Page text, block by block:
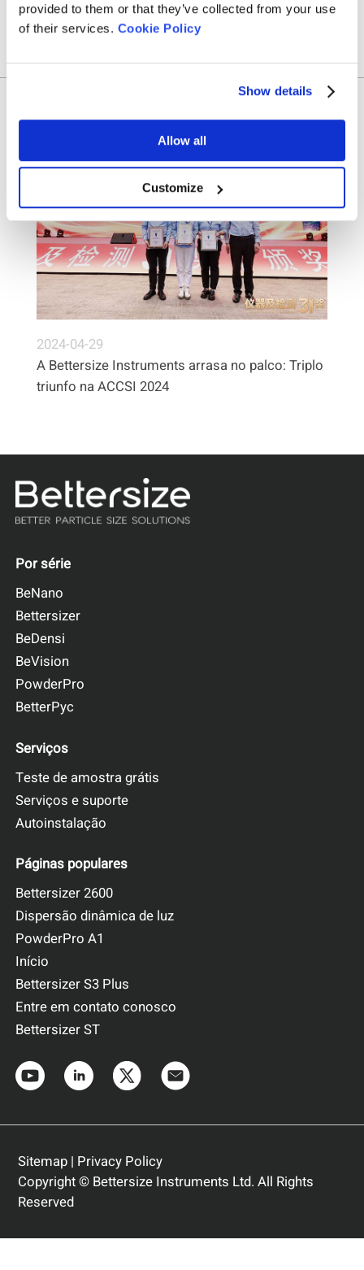
provided to them or that they’ve collected from your use
of their services. Cookie Policy
Show details
Allow all
Customize
Recent News
2024-04-29
A Bettersize Instruments arrasa no palco: Triplo
triunfo na ACCSI 2024
Por série
BeNano
Bettersizer
BeDensi
BeVision
PowderPro
BetterPyc
Serviços
Teste de amostra grátis
Serviços e suporte
Autoinstalação
Páginas populares
Bettersizer 2600
Dispersão dinâmica de luz
PowderPro A1
Início
Bettersizer S3 Plus
Entre em contato conosco
Bettersizer ST
Sitemap| Privacy Policy
Copyright © Bettersize Instruments Ltd. All Rights
Reserved